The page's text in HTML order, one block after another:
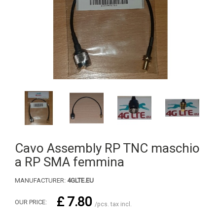
Cavo Assembly RP TNC maschio
a RP SMA femmina
MANUFACTURER: 4GLTE.EU
OUR PRICE: £ 7.80 /pcs. tax incl.